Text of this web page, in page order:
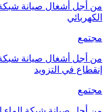
من أجل أشغال صيانة شبكة
الكهربائي
مجتمع
من أجل أشغال صيانة
إنقطاع في التزويد
مجتمع